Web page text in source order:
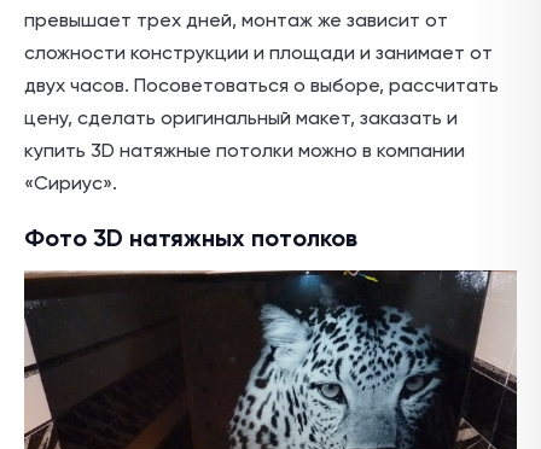
превышает трех дней, монтаж же зависит от
сложности конструкции и площади и занимает от
двух часов. Посоветоваться о выборе, рассчитать
цену, сделать оригинальный макет, заказать и
купить 3D натяжные потолки можно в компании
«Сириус».
Фото 3D натяжных потолков